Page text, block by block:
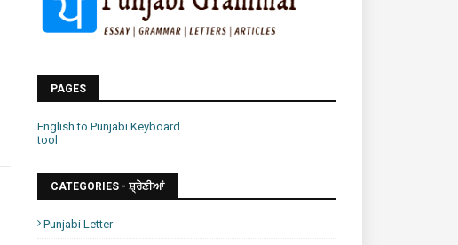
PAGES
English to Punjabi Keyboard
tool
CATEGORIES - ਸ਼੍ਰੇਣੀਆਂ
Punjabi Letter